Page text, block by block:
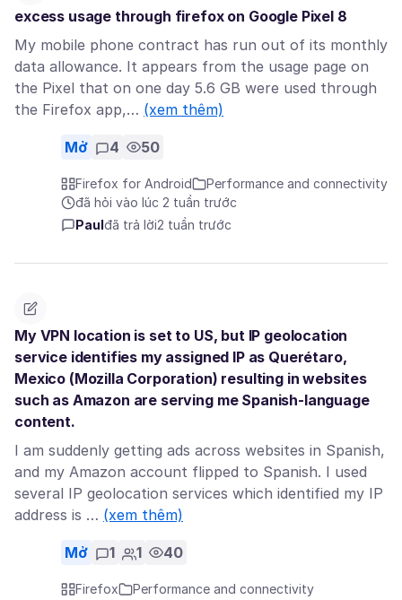
excess usage through firefox on Google Pixel 8
My mobile phone contract has run out of its monthly
data allowance. It appears from the usage page on
the Pixel that on one day 5.6 GB were used through
the Firefox app,… (xem thêm)
Mở 4 50
Firefox for Android
Performance and connectivity
đã hỏi vào lúc 2 tuần trước
Paul đã trả lời2 tuần trước
My VPN location is set to US, but IP geolocation
service identifies my assigned IP as Querétaro,
Mexico (Mozilla Corporation) resulting in websites
such as Amazon are serving me Spanish-language
content.
I am suddenly getting ads across websites in Spanish,
and my Amazon account flipped to Spanish. I used
several IP geolocation services which identified my IP
address is … (xem thêm)
Mở 1 1 40
Firefox Performance and connectivity